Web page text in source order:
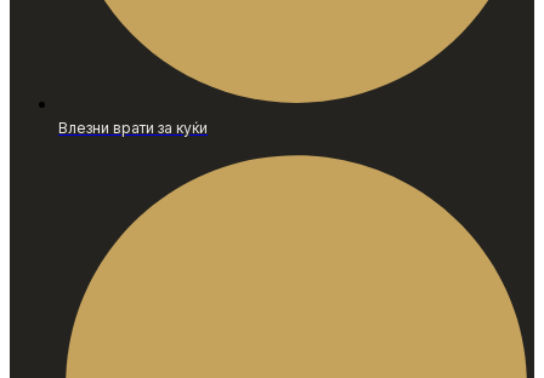
Влезни врати за куќи